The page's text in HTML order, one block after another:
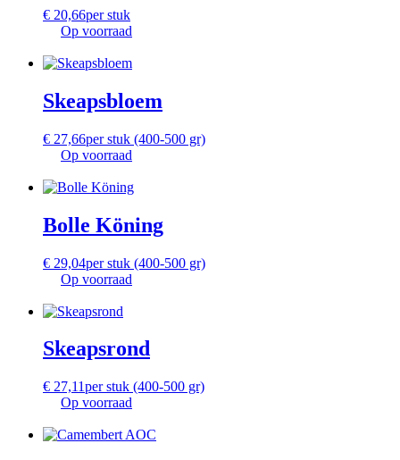
€ 20,66per stuk
Op voorraad
Skeapsbloem
€ 27,66per stuk (400-500 gr)
Op voorraad
Bolle Köning
€ 29,04per stuk (400-500 gr)
Op voorraad
Skeapsrond
€ 27,11per stuk (400-500 gr)
Op voorraad